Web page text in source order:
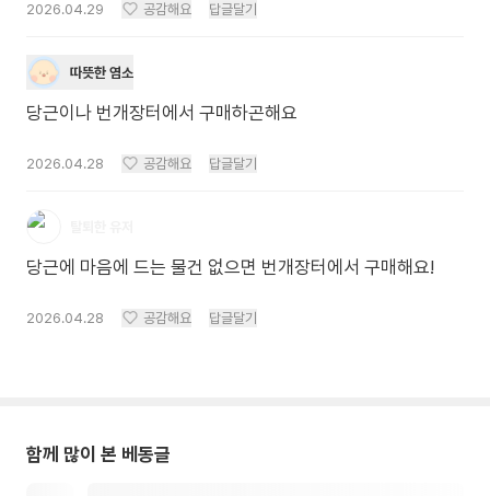
2026.04.29 공감해요 답글달기
따뜻한 염소
당근이나 번개장터에서 구매하곤해요
2026.04.28 공감해요 답글달기
당근에 마음에 드는 물건 없으면 번개장터에서 구매해요!
2026.04.28 공감해요 답글달기
함께 많이 본 베동글